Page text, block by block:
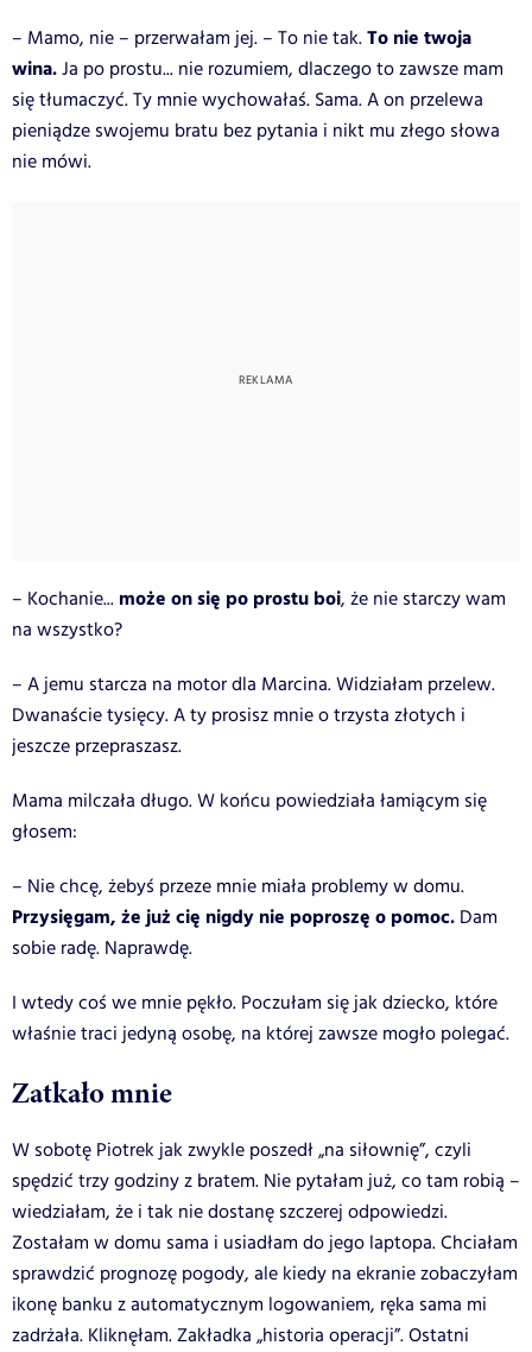
– Mamo, nie – przerwałam jej. – To nie tak.To nie twoja
wina.Ja po prostu... nie rozumiem, dlaczego to zawsze mam
się tłumaczyć. Ty mnie wychowałaś. Sama. A on przelewa
pieniądze swojemu bratu bez pytania i nikt mu złego słowa
nie mówi.
– Kochanie... może on się po prostu boi, że nie starczy wam
na wszystko?
– A jemu starcza na motor dla Marcina. Widziałam przelew.
Dwanaście tysięcy. A ty prosisz mnie o trzysta złotych i
jeszcze przepraszasz.
Mama milczała długo. W końcu powiedziała łamiącym się
głosem:
– Nie chcę, żebyś przeze mnie miała problemy w domu.
Przysięgam, że już cię nigdy nie poproszę o pomoc. Dam
sobie radę. Naprawdę.
I wtedy coś we mnie pękło. Poczułam się jak dziecko, które
właśnie traci jedyną osobę, na której zawsze mogło polegać.
Zatkało mnie
W sobotę Piotrek jak zwykle poszedł „na siłownię”, czyli
spędzić trzy godziny z bratem. Nie pytałam już, co tam robią –
wiedziałam, że i tak nie dostanę szczerej odpowiedzi.
Zostałam w domu sama i usiadłam do jego laptopa. Chciałam
sprawdzić prognozę pogody, ale kiedy na ekranie zobaczyłam
ikonę banku z automatycznym logowaniem, ręka sama mi
zadrżała. Kliknęłam.Zakładka „historia operacji”.Ostatni